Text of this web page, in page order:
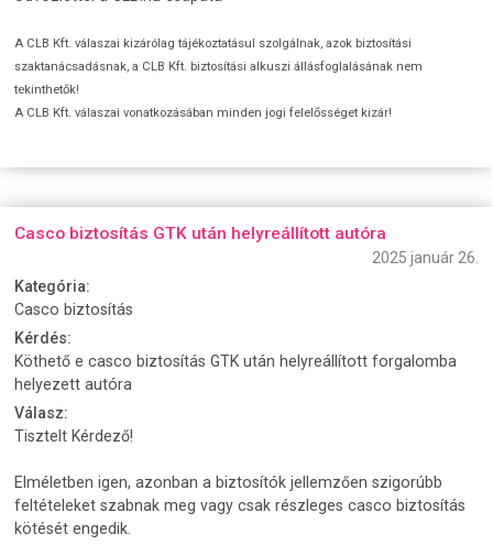
A CLB Kft. válaszai kizárólag tájékoztatásul szolgálnak, azok biztosítási
szaktanácsadásnak, a CLB Kft. biztosítási alkuszi állásfoglalásának nem
tekinthetők!
A CLB Kft. válaszai vonatkozásában minden jogi felelősséget kizár!
Casco biztosítás GTK után helyreállított autóra
2025 január 26.
Kategória:
Casco biztosítás
Kérdés:
Köthető e casco biztosítás GTK után helyreállított forgalomba
helyezett autóra
Válasz:
Tisztelt Kérdező!
Elméletben igen, azonban a biztosítók jellemzően szigorúbb
feltételeket szabnak meg vagy csak részleges casco biztosítás
kötését engedik.